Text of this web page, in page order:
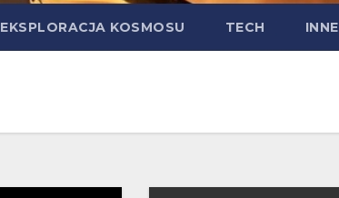
EKSPLORACJA KOSMOSU TECH INNE